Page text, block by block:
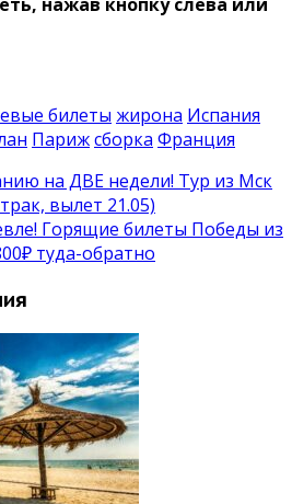
билеты жирона Испания
Парижсборка Франция
на ДВЕ недели! Тур из Мск
вылет 21.05)
Горящие билеты Победы из
туда-обратно